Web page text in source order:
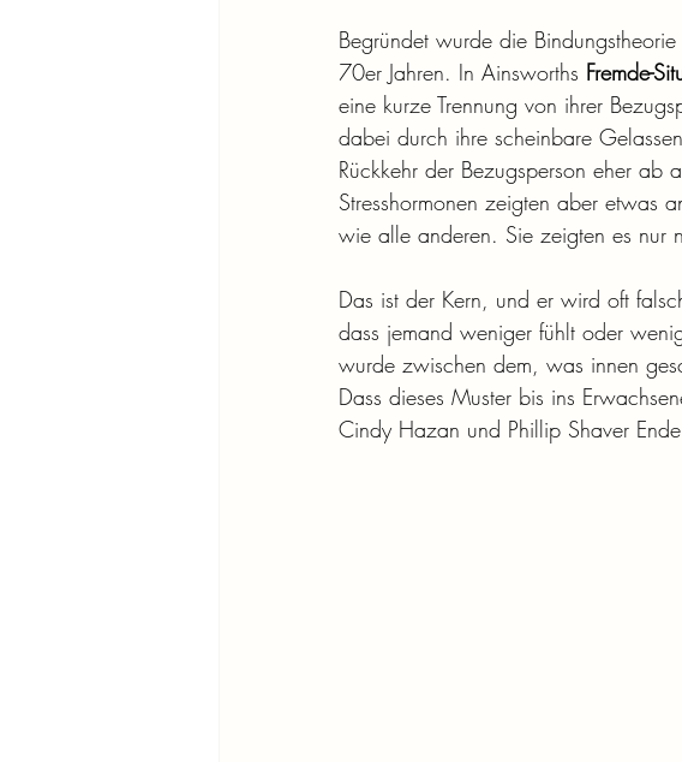
Begründet wurde die
70er Jahren. In Ainsworths Fremde-
eine kurze Trennung von ihrer
dabei durch ihre scheinbare
Rückkehr der Bezugsperson eher ab
Stresshormonen zeigten aber etwas
wie alle anderen. Sie zeigten es nur
Das ist der Kern, und er wird oft
dass jemand weniger fühlt oder
wurde zwischen dem, was innen
Dass dieses Muster bis ins
Cindy Hazan und Phillip Shaver